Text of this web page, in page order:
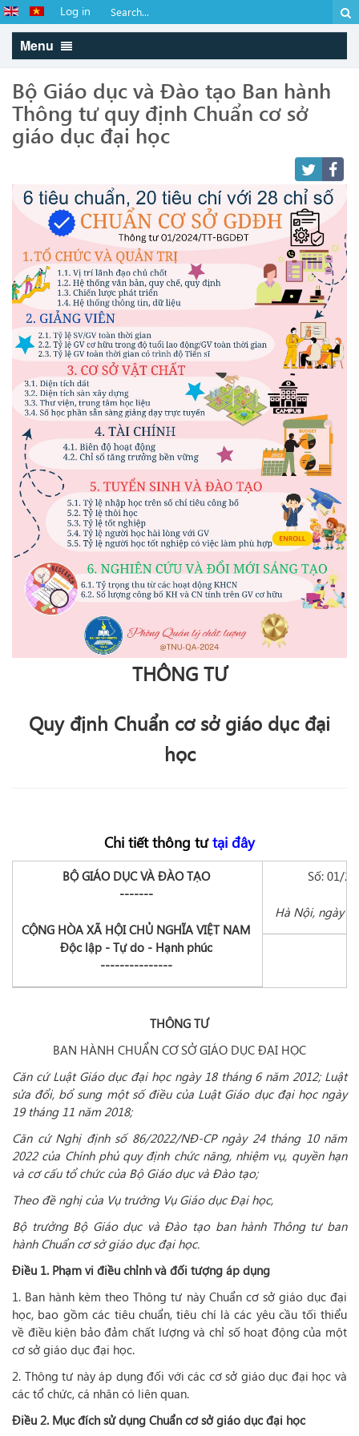
Log in
Menu
Bộ Giáo dục và Đào tạo Ban hành
Thông tư quy định Chuẩn cơ sở
giáo dục đại học
THÔNG TƯ
Quy định Chuẩn cơ sở giáo dục đại
học
Chi tiết thông tư tại đây
BỘ GIÁO DỤC VÀ ĐÀO TẠO
-------
CỘNG HÒA XÃ HỘI CHỦ NGHĨA VIỆT NAM
Độc lập - Tự do - Hạnh phúc
---------------
Số: 01/
Hà Nội, ngày
THÔNG TƯ
BAN HÀNH CHUẨN CƠ SỞ GIÁO DỤC ĐẠI HỌC
Căn cứ Luật Giáo dục đại học ngày 18 tháng 6 năm 2012; Luật
sửa đổi, bổ sung một số điều của Luật Giáo dục đại học ngày
19 tháng 11 năm 2018;
Căn cứ Nghị định số 86/2022/NĐ-CP ngày 24 tháng 10 năm
2022 của Chính phủ quy định chức năng, nhiệm vụ, quyền hạn
và cơ cấu tổ chức của Bộ Giáo dục và Đào tạo;
Theo đề nghị của Vụ trưởng Vụ Giáo dục Đại học,
Bộ trưởng Bộ Giáo dục và Đào tạo ban hành Thông tư ban
hành Chuẩn cơ sở giáo dục đại học.
Điều 1. Phạm vi điều chỉnh và đối tượng áp dụng
1. Ban hành kèm theo Thông tư này Chuẩn cơ sở giáo dục đại
học, bao gồm các tiêu chuẩn, tiêu chí là các yêu cầu tối thiểu
về điều kiện bảo đảm chất lượng và chỉ số hoạt động của một
cơ sở giáo dục đại học.
2. Thông tư này áp dụng đối với các cơ sở giáo dục đại học và
các tổ chức, cá nhân có liên quan.
Điều 2. Mục đích sử dụng Chuẩn cơ sở giáo dục đại học